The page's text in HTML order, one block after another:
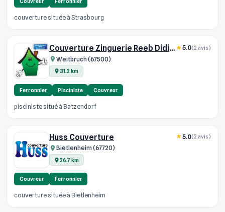
couverture située à Strasbourg
Couverture Zinguerie Reeb Didier
Weitbruch (67500)
31.2 km
5.0(2 avis)
Ferronnier Pisciniste Couvreur
pisciniste situé à Batzendorf
Huss Couverture
Bietlenheim (67720)
26.7 km
5.0(2 avis)
Couvreur Ferronnier
couverture située à Bietlenheim